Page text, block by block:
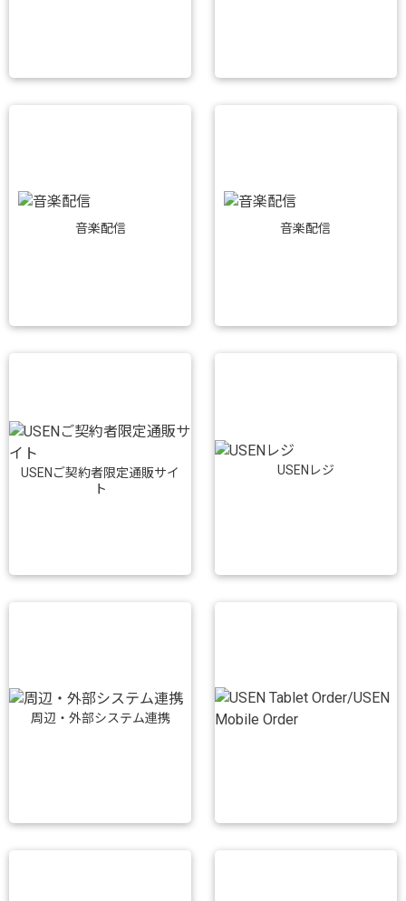
音楽配信 音楽配信
USENご契約者限定通販サイ
ト
USENレジ
周辺・外部システム連携